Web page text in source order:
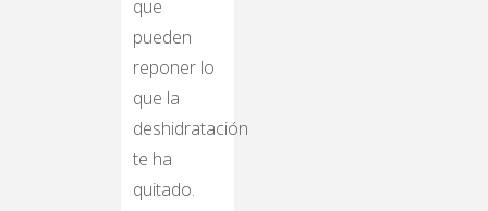
que
pueden
reponer lo
que la
deshidratación
te ha
quitado.